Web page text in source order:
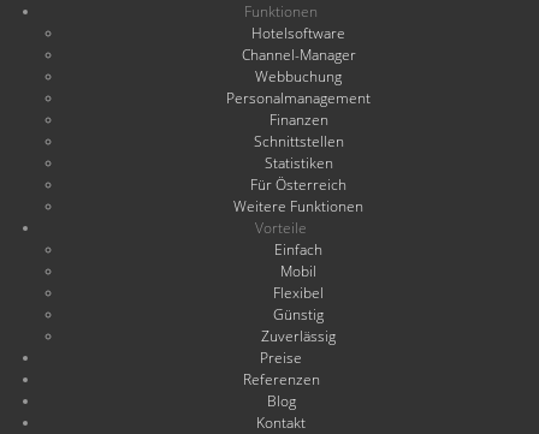
Funktionen
Hotelsoftware
Channel-Manager
Webbuchung
Personalmanagement
Finanzen
Schnittstellen
Statistiken
Für Österreich
Weitere Funktionen
Vorteile
Einfach
Mobil
Flexibel
Günstig
Zuverlässig
Preise
Referenzen
Blog
Kontakt